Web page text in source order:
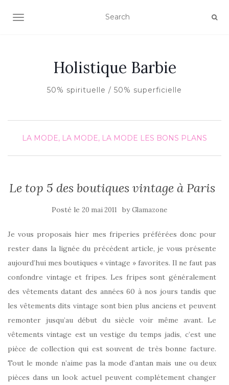
AFFICHER/MASQUER LA NAVIGATION
Holistique Barbie
50% spirituelle / 50% superficielle
LA MODE, LA MODE, LA MODE LES BONS PLANS
Le top 5 des boutiques vintage à Paris
Posté le 20 mai 2011 byGlamazone
Je vous proposais hier mes friperies préférées donc pour
rester dans la lignée du précédent article, je vous présente
aujourd’hui mes boutiques « vintage » favorites. Il ne faut pas
confondre vintage et fripes. Les fripes sont généralement
des vêtements datant des années 60 à nos jours tandis que
les vêtements dits vintage sont bien plus anciens et peuvent
remonter jusqu’au début du siècle voir même avant. Le
vêtements vintage est un vestige du temps jadis, c’est une
pièce de collection qui est souvent de très bonne facture.
Tout le monde n’aime pas la mode d’antan mais une ou deux
pièces dans un look actuel peuvent complétement changer